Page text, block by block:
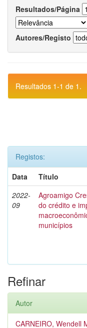
Resultados/Página
Autores/Registo
Resultados 1-1 de 1.
Registos:
Data
Título
2022-
09
Agroamigo
do crédito e
municípios
Refinar
Autor
CARNEIRO, Wendell